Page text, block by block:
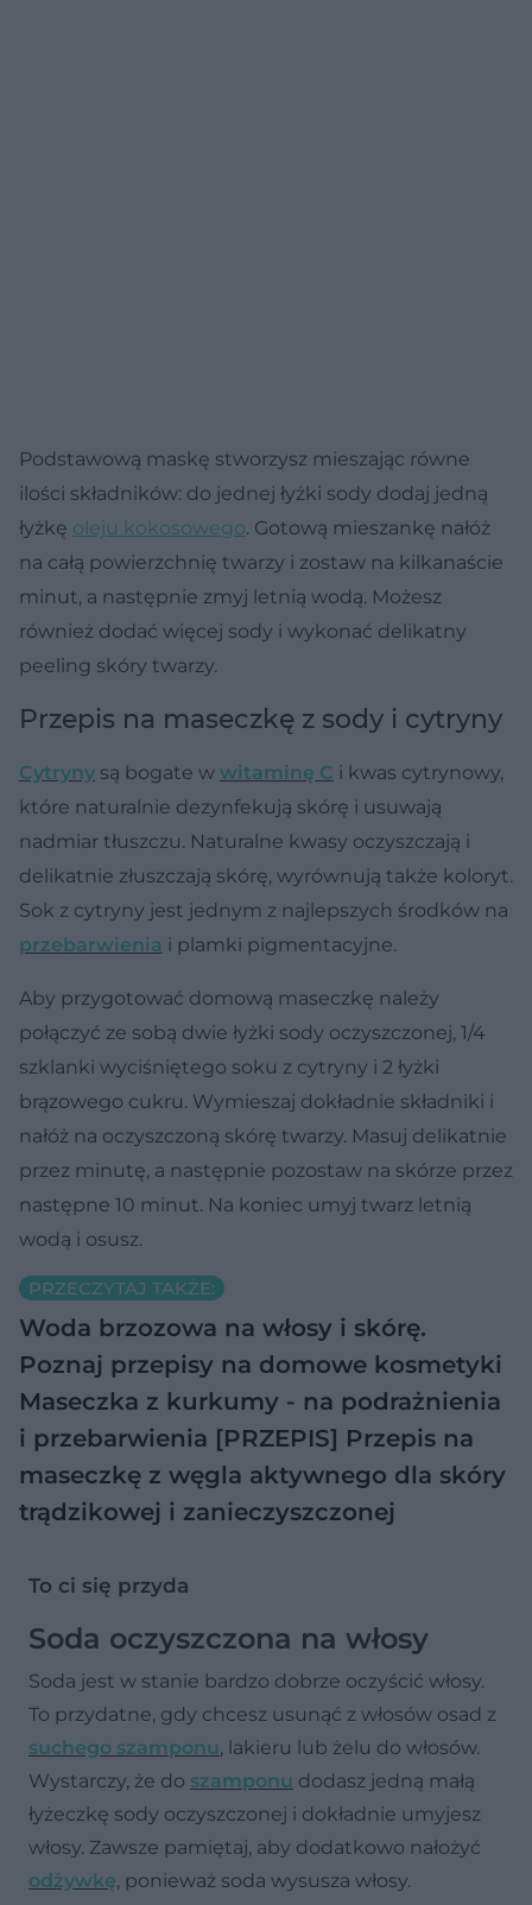
Podstawową maskę stworzysz mieszając równe
ilości składników: do jednej łyżki sody dodaj jedną
łyżkę oleju kokosowego. Gotową mieszankę nałóż
na całą powierzchnię twarzy i zostaw na kilkanaście
minut, a następnie zmyj letnią wodą. Możesz
również dodać więcej sody i wykonać delikatny
peeling skóry twarzy.
Przepis na maseczkę z sody i cytryny
Cytryny są bogate w witaminę C i kwas cytrynowy,
które naturalnie dezynfekują skórę i usuwają
nadmiar tłuszczu. Naturalne kwasy oczyszczają i
delikatnie złuszczają skórę, wyrównują także koloryt.
Sok z cytryny jest jednym z najlepszych środków na
przebarwienia i plamki pigmentacyjne.
Aby przygotować domową maseczkę należy
połączyć ze sobą dwie łyżki sody oczyszczonej, 1/4
szklanki wyciśniętego soku z cytryny i 2 łyżki
brązowego cukru. Wymieszaj dokładnie składniki i
nałóż na oczyszczoną skórę twarzy. Masuj delikatnie
przez minutę, a następnie pozostaw na skórze przez
następne 10 minut. Na koniec umyj twarz letnią
wodą i osusz.
PRZECZYTAJ TAKŻE:
Woda brzozowa na włosy i skórę.
Poznaj przepisy na domowe kosmetyki
Maseczka z kurkumy - na podrażnienia
i przebarwienia [PRZEPIS] Przepis na
maseczkę z węgla aktywnego dla skóry
trądzikowej i zanieczyszczonej
To ci się przyda
Soda oczyszczona na włosy
Soda jest w stanie bardzo dobrze oczyścić włosy.
To przydatne, gdy chcesz usunąć z włosów osad z
suchego szamponu, lakieru lub żelu do włosów.
Wystarczy, że do szamponu dodasz jedną małą
łyżeczkę sody oczyszczonej i dokładnie umyjesz
włosy. Zawsze pamiętaj, aby dodatkowo nałożyć
odżywkę, ponieważ soda wysusza włosy.